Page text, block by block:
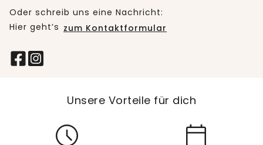
Oder schreib uns eine Nachricht:
Hier geht’s zum Kontaktformular
Unsere Vorteile für dich